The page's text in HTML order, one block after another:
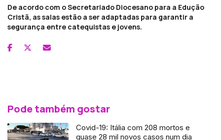
De acordo com o Secretariado Diocesano para a Edução
Cristã, as salas estão a ser adaptadas para garantir a
segurança entre catequistas e jovens.
Pode também gostar
Covid-19: Itália com 208 mortos e
quase 28 mil novos casos num dia